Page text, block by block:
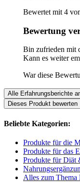
Bewertet mit 4
Bewertung
Bin zufrieden mit
Kann es weiter
War diese
Alle Erfahrungsberichte
Dieses Produkt bewerten
Beliebte Kategorien:
Produkte für die
Produkte für das
Produkte für Diät
Alles zum